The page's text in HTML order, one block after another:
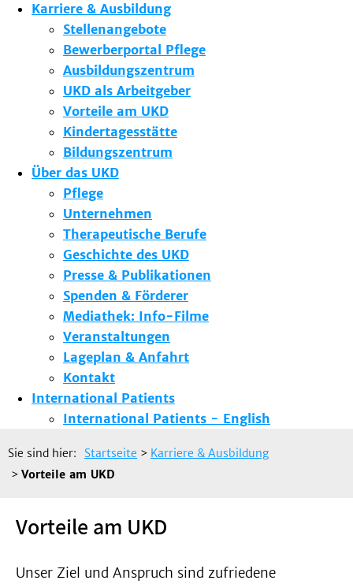
Karriere & Ausbildung
Stellenangebote
Bewerberportal Pflege
Ausbildungszentrum
UKD als Arbeitgeber
Vorteile am UKD
Kindertagesstätte
Bildungszentrum
Über das UKD
Pflege
Unternehmen
Therapeutische Berufe
Geschichte des UKD
Presse & Publikationen
Spenden & Förderer
Mediathek: Info-Filme
Veranstaltungen
Lageplan & Anfahrt
Kontakt
International Patients
International Patients - English
Sie sind hier: Startseite > Karriere & Ausbildung
> Vorteile am UKD
Vorteile am UKD
Unser Ziel und Anspruch sind zufriedene